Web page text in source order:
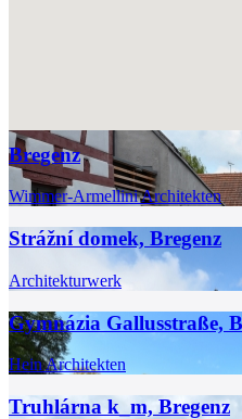
Bregenz
Wimmer-Armellini Architekten
Strážní domek, Bregenz
Architekturwerk
Gymnázia Gallusstraße,
Hein Architekten
Truhlárna k_m, Bregenz